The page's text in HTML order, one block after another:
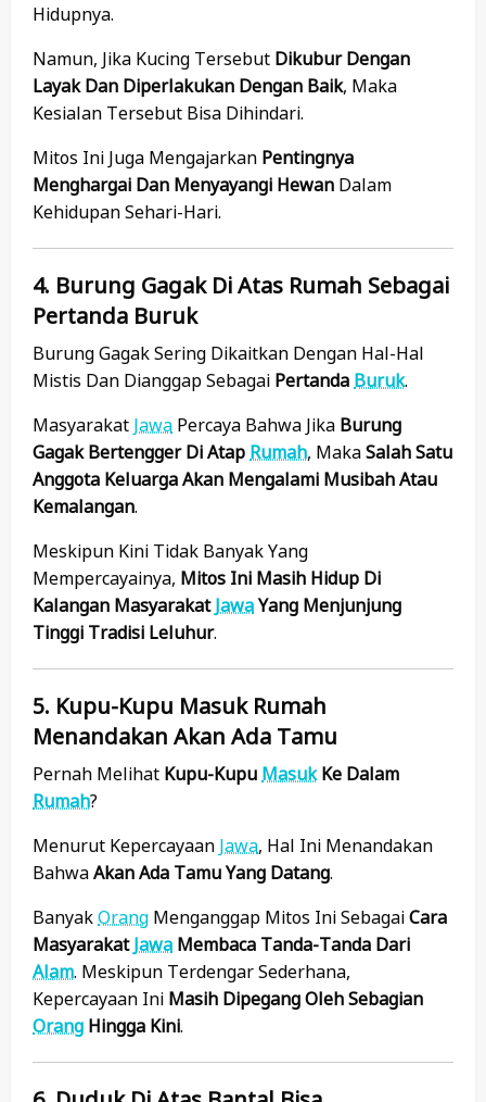
Hidupnya.
Namun, Jika Kucing Tersebut Dikubur Dengan
Layak Dan Diperlakukan Dengan Baik, Maka
Kesialan Tersebut Bisa Dihindari.
Mitos Ini Juga Mengajarkan Pentingnya
Menghargai Dan Menyayangi Hewan Dalam
Kehidupan Sehari-Hari.
4. Burung Gagak Di Atas Rumah Sebagai
Pertanda Buruk
Burung Gagak Sering Dikaitkan Dengan Hal-Hal
Mistis Dan Dianggap Sebagai Pertanda Buruk.
Masyarakat Jawa Percaya Bahwa Jika Burung
Gagak Bertengger Di Atap Rumah, MakaSalah Satu
Anggota Keluarga Akan Mengalami Musibah Atau
Kemalangan.
Meskipun Kini Tidak Banyak Yang
Mempercayainya, Mitos Ini Masih Hidup Di
Kalangan MasyarakatJawaYang Menjunjung
Tinggi Tradisi Leluhur.
5. Kupu-Kupu Masuk Rumah
Menandakan Akan Ada Tamu
Pernah Melihat Kupu-Kupu MasukKe Dalam
Rumah?
Menurut Kepercayaan Jawa, Hal Ini Menandakan
BahwaAkan Ada Tamu Yang Datang.
BanyakOrang Menganggap Mitos Ini SebagaiCara
MasyarakatJawa Membaca Tanda-Tanda Dari
Alam. Meskipun Terdengar Sederhana,
Kepercayaan Ini Masih Dipegang Oleh Sebagian
Orang Hingga Kini.